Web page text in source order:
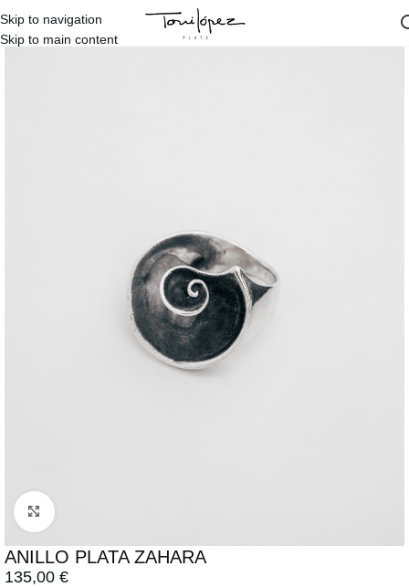
Skip to navigation
Skip to main content
Inicio Diseños Propios Anillos Toni López
Click to enlarge
ANILLO PLATA ZAHARA
135,00 €